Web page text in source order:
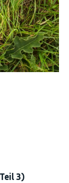
3)